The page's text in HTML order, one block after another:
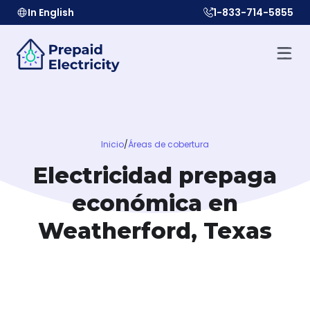
In English 1-833-714-5855
Inicio/Áreas de cobertura
Electricidad prepaga
económica en
Weatherford, Texas